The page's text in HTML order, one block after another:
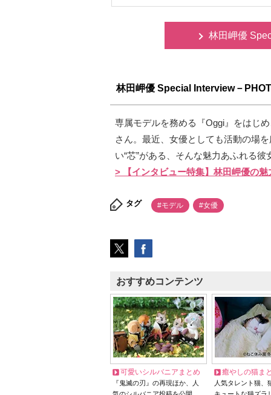
林田岬優
林田岬優 Special Interview－
専属モデルを務める『Oggi』をはじ
さん。最近、女優としても活動の場
い“芯”がある、そんな魅力あふれる
> 【インタビュー特集】林田岬優の
タグ #モデル #女優
おすすめコンテンツ
可愛いシルバニアまとめ
『鬼滅の刃』の再現ほか、人
癒やしの猫ま
人気タレント猫